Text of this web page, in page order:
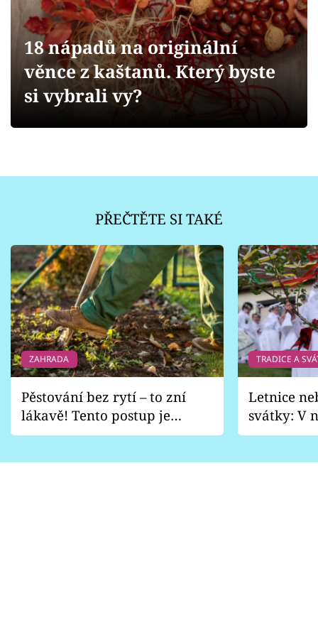
Přihlášení
Sledujte nás
18 nápadů na originální
věnce z kaštanů. Který byste
si vybrali vy?
PŘEČTĚTE SI TAKÉ
ZAHRADA
Pěstování bez rytí – to zní
lákavě! Tento postup je
vhodný jen pro některé
TRADICE A
Letnice
svátky: V
pondělí